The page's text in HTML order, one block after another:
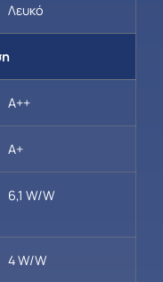
Λευκό
A++
A+
6,1 W/W
4 W/W